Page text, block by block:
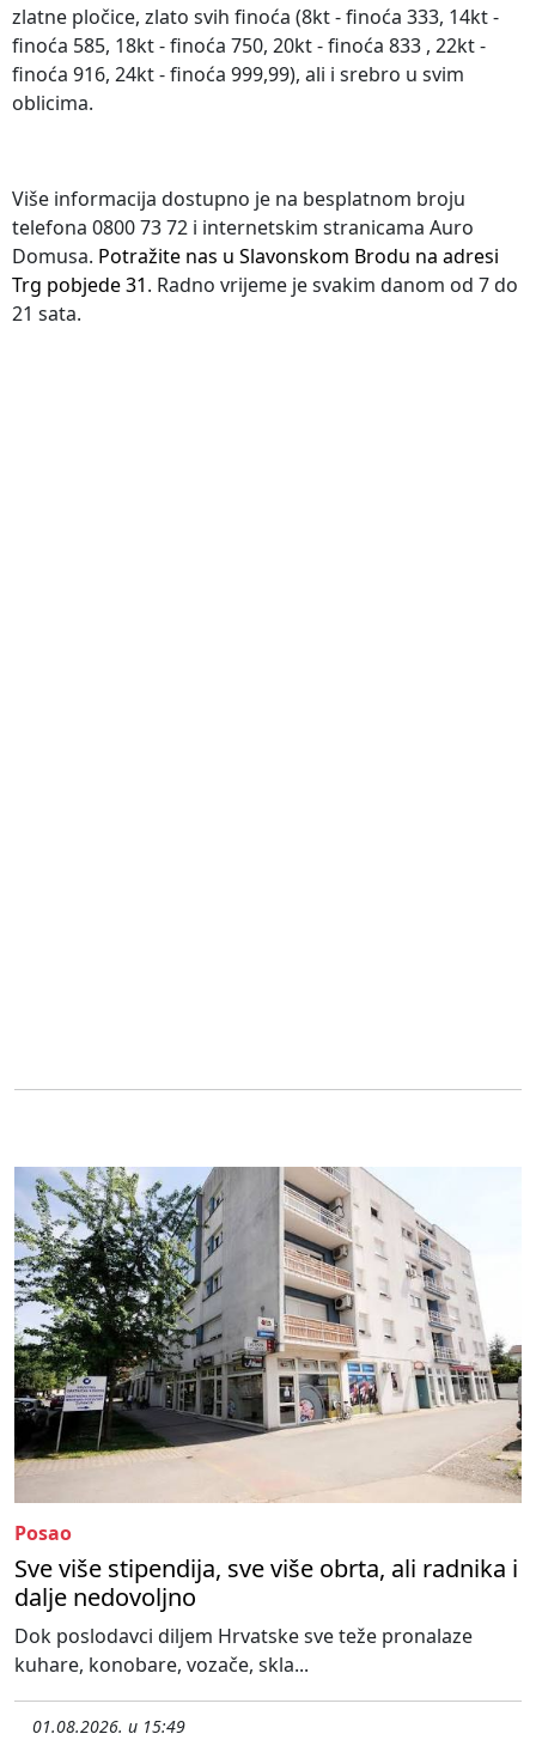
zlatne pločice, zlato svih finoća (8kt - finoća 333, 14kt -
finoća 585, 18kt - finoća 750, 20kt - finoća 833 , 22kt -
finoća 916, 24kt - finoća 999,99), ali i srebro u svim
oblicima.
Više informacija dostupno je na besplatnom broju
telefona 0800 73 72 i internetskim stranicama Auro
Domusa. Potražite nas u Slavonskom Brodu na adresi
Trg pobjede 31. Radno vrijeme je svakim danom od 7 do
21 sata.
Posao
Sve više stipendija, sve više obrta, ali radnika i
dalje nedovoljno
Dok poslodavci diljem Hrvatske sve teže pronalaze
kuhare, konobare, vozače, skla...
01.08.2026. u 15:49